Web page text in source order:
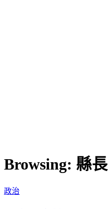
Browsing: 縣長
政治